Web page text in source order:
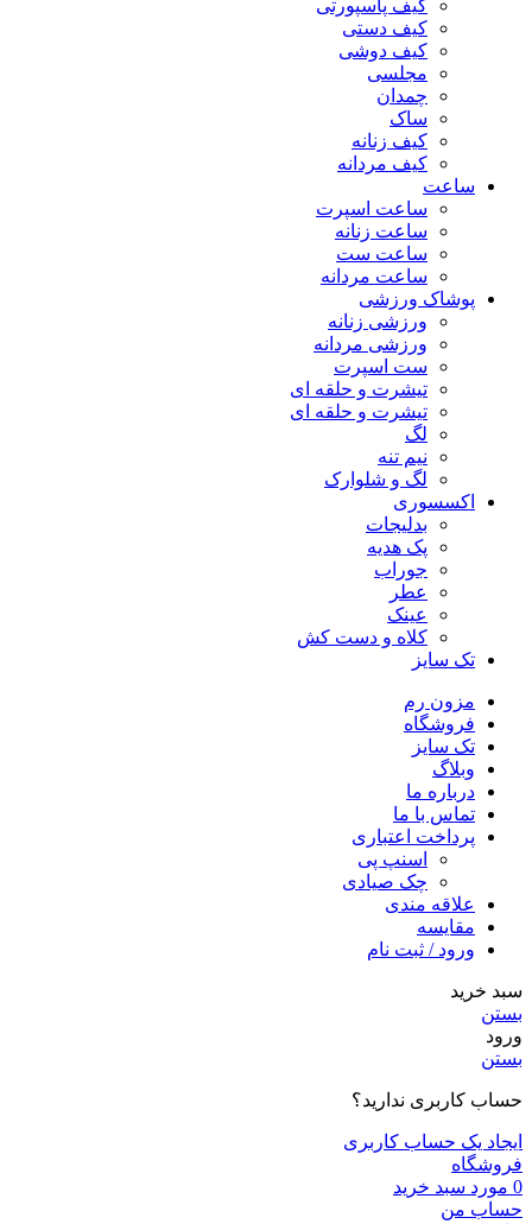
کیف پاسپورتی
کیف دستی
کیف دوشی
مجلسی
چمدان
ساک
کیف زنانه
کیف مردانه
ساعت
ساعت اسپرت
ساعت زنانه
ساعت ست
ساعت مردانه
پوشاک ورزشی
ورزشی زنانه
ورزشی مردانه
ست اسپرت
تیشرت و حلقه ای
تیشرت و حلقه ای
لگ
نیم تنه
لگ و شلوارک
اکسسوری
بدلیجات
پک هدیه
جوراب
عطر
عینک
کلاه و دست کش
تک سایز
مزون رم
فروشگاه
تک سایز
وبلاگ
درباره ما
تماس با ما
پرداخت اعتباری
اسنپ پی
چک صیادی
علاقه مندی
مقايسه
ورود / ثبت نام
سبد خرید
بستن
ورود
بستن
حساب کاربری ندارید؟
ایجاد یک حساب کاربری
فروشگاه
0 مورد سبد خرید
حساب من